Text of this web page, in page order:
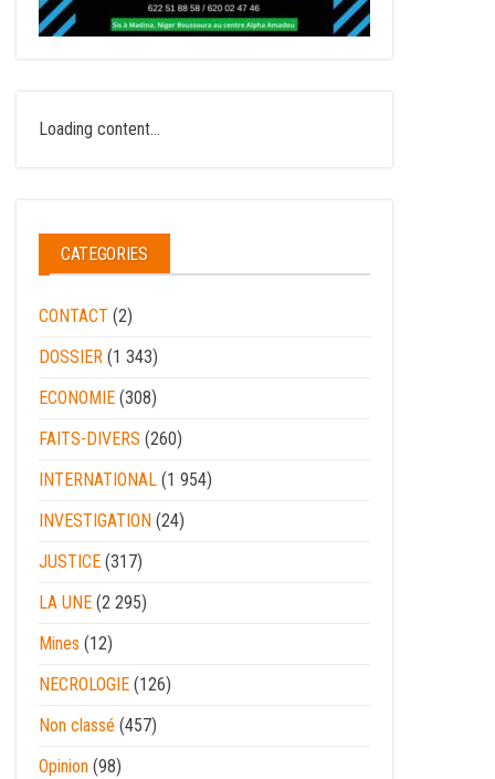
Loading content...
CATEGORIES
CONTACT (2)
DOSSIER (1 343)
ECONOMIE (308)
FAITS-DIVERS (260)
INTERNATIONAL (1 954)
INVESTIGATION (24)
JUSTICE (317)
LA UNE (2 295)
Mines (12)
NECROLOGIE (126)
Non classé (457)
Opinion (98)